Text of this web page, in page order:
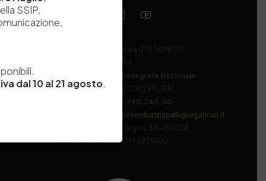
Codice fiscale e Partita Iva 07936981211
Codice di iscrizione all’Anagrafe Nazionale
delle Ricerche del MIUR
000290_EIRI
9.690.240,00
stazionesperimentaleindustriapelli@legalmail.it
Via Campi Flegrei, 34 – 80078
Pozzuoli (NA) – Tel. +39 081 5979100
SSIP,
dal 10 al 21 agosto.